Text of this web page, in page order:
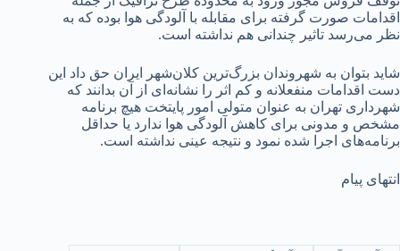
اقدامات صورت گرفته برای مقابله با آلودگی هوا بوده که به
نظر می‌رسد تاثیر چندانی هم نداشته است.
شاید بتوان به شهروندان بزرگ‌ترین کلان‌شهر ایران حق داد این
دست اقدامات منفعلانه و کم اثر را نشانه‌ای از آن بدانند که
شهرداری تهران به عنوان متولی امور پایتخت هیچ برنامه
مشخص و مدونی برای کاهش آلودگی هوا ندارد یا حداقل
برنامه‌های اجرا شده نمود و نتیجه عینی نداشته است.
انتهای پیام